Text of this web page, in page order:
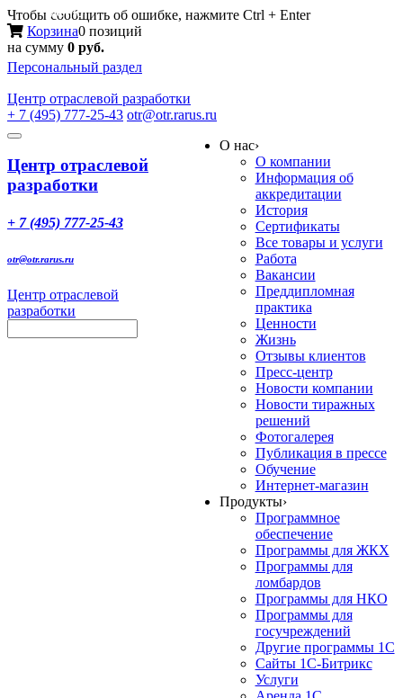
Чтобы сообщить об ошибке, нажмите Ctrl + Enter
Корзина0 позиций
на сумму 0 руб.
Персональный раздел
Центр отраслевой разработки
+ 7 (495) 777-25-43 otr@otr.rarus.ru
Toggle
Меню
Центр отраслевой
разработки
+ 7 (495) 777-25-43
otr@otr.rarus.ru
Центр отраслевой
разработки
О нас›
О компании
Информация об
аккредитации
История
Сертификаты
Все товары и услуги
Работа
Вакансии
Преддипломная
практика
Ценности
Жизнь
Отзывы клиентов
Пресс-центр
Новости компании
Новости тиражных
решений
Фотогалерея
Публикация в прессе
Обучение
Интернет-магазин
Продукты›
Программное
обеспечение
Программы для ЖКХ
Программы для
ломбардов
Программы для НКО
Программы для
госучреждений
Другие программы 1С
Сайты 1С-Битрикс
Услуги